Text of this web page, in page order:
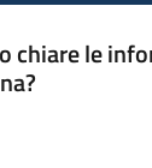
chiare le